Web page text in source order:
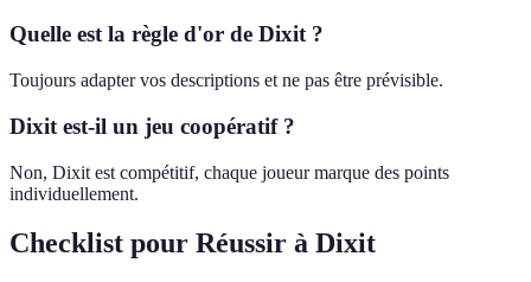
Quelle est la règle d'or de Dixit ?
Toujours adapter vos descriptions et ne pas être prévisible.
Dixit est-il un jeu coopératif ?
Non, Dixit est compétitif, chaque joueur marque des points
individuellement.
Checklist pour Réussir à Dixit